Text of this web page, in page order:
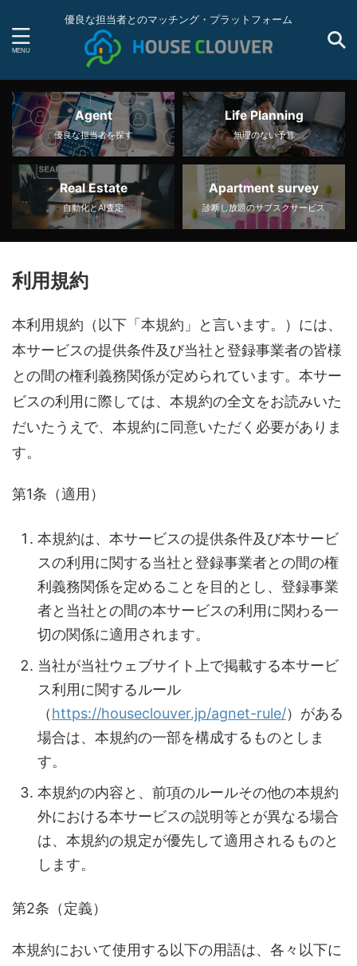
優良な担当者とのマッチング・プラットフォーム
Agent
優良な担当者を探す
Life Planning
無理のない予算
Real Estate
自動化とAI査定
Apartment survey
診断し放題のサブスクサービス
利用規約
本利用規約（以下「本規約」と言います。）には、
本サービスの提供条件及び当社と登録事業者の皆様
との間の権利義務関係が定められています。本サー
ビスの利用に際しては、本規約の全文をお読みいた
だいたうえで、本規約に同意いただく必要がありま
す。
第1条（適用）
本規約は、本サービスの提供条件及び本サービ
スの利用に関する当社と登録事業者との間の権
利義務関係を定めることを目的とし、登録事業
者と当社との間の本サービスの利用に関わる一
切の関係に適用されます。
当社が当社ウェブサイト上で掲載する本サービ
ス利用に関するルール
（https://houseclouver.jp/agnet-rule/）がある
場合は、本規約の一部を構成するものとしま
す。
本規約の内容と、前項のルールその他の本規約
外における本サービスの説明等とが異なる場合
は、本規約の規定が優先して適用されるものと
します。
第2条（定義）
本規約において使用する以下の用語は、各々以下に